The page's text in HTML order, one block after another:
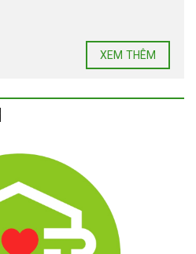
XEM THÊM